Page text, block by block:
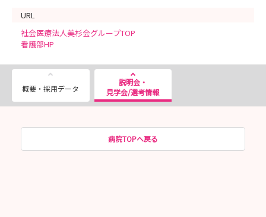
URL
社会医療法人美杉会グループTOP
看護部HP
概要・採用データ
説明会・
見学会/選考情報
病院TOPへ戻る